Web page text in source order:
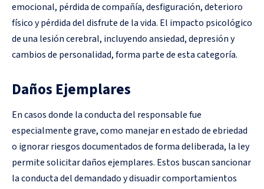
emocional, pérdida de compañía, desfiguración, deterioro
físico y pérdida del disfrute de la vida. El impacto psicológico
de una lesión cerebral, incluyendo ansiedad, depresión y
cambios de personalidad, forma parte de esta categoría.
Daños Ejemplares
En casos donde la conducta del responsable fue
especialmente grave, como manejar en estado de ebriedad
o ignorar riesgos documentados de forma deliberada, la ley
permite solicitar daños ejemplares. Estos buscan sancionar
la conducta del demandado y disuadir comportamientos